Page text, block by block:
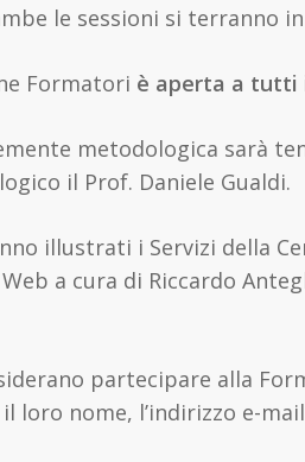
le sessioni si terranno
Formatori è aperta a tutti
metodologica sarà
il Prof. Daniele Gualdi.
illustrati i Servizi della
a cura di Riccardo
partecipare alla
loro nome, l’indirizzo e-